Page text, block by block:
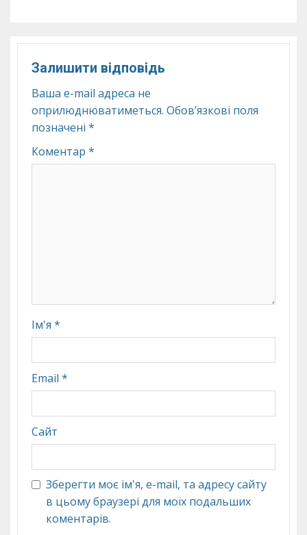
Залишити відповідь
Ваша e-mail адреса не
оприлюднюватиметься. Обов’язкові поля
позначені *
Коментар *
Ім'я *
Email *
Сайт
Зберегти моє ім'я, e-mail, та адресу сайту
в цьому браузері для моїх подальших
коментарів.